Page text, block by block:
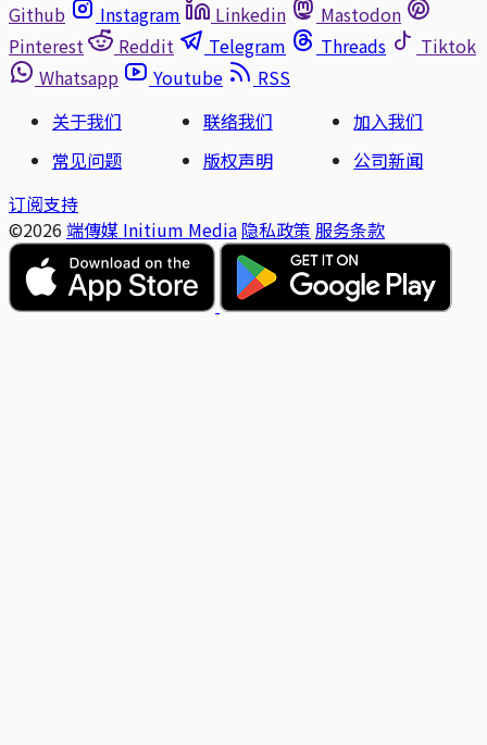
Github
Instagram Linkedin
Mastodon
Pinterest
Reddit Telegram Threads
Tiktok
Whatsapp
Youtube
RSS
关于我们
联络我们
加入我们
常见问题
版权声明
公司新闻
订阅支持
©2026 端傳媒 Initium Media 隐私政策 服务条款